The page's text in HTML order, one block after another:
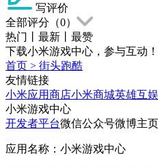
写评价
全部评分（0）
热门
最新
最赞
下载小米游戏中心，参与互动！
首页 > 街头跑酷
友情链接
小米应用商店小米商城英雄互娱
小米游戏中心
开发者平台微信公众号微博主页
应用名称：小米游戏中心